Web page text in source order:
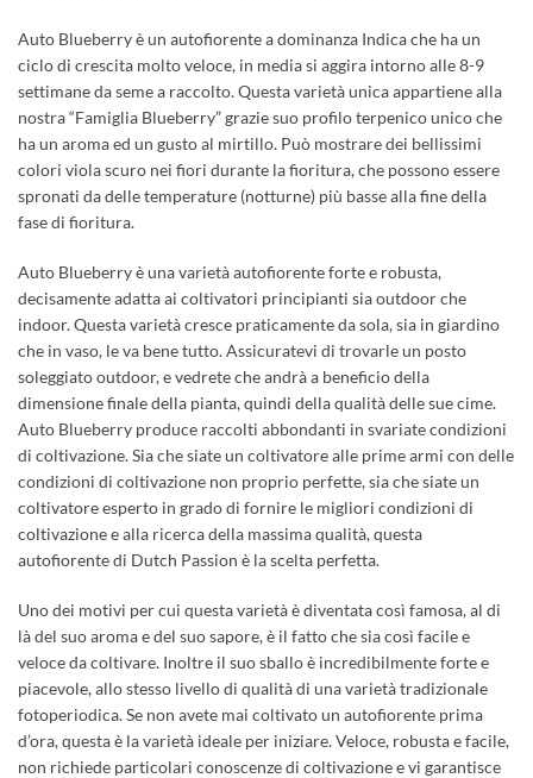
Auto Blueberry è un autofiorente a dominanza Indica che ha un
ciclo di crescita molto veloce, in media si aggira intorno alle 8-9
settimane da seme a raccolto. Questa varietà unica appartiene alla
nostra “Famiglia Blueberry” grazie suo profilo terpenico unico che
ha un aroma ed un gusto al mirtillo. Può mostrare dei bellissimi
colori viola scuro nei fiori durante la fioritura, che possono essere
spronati da delle temperature (notturne) più basse alla fine della
fase di fioritura.
Auto Blueberry è una varietà autofiorente forte e robusta,
decisamente adatta ai coltivatori principianti sia outdoor che
indoor. Questa varietà cresce praticamente da sola, sia in giardino
che in vaso, le va bene tutto. Assicuratevi di trovarle un posto
soleggiato outdoor, e vedrete che andrà a beneficio della
dimensione finale della pianta, quindi della qualità delle sue cime.
Auto Blueberry produce raccolti abbondanti in svariate condizioni
di coltivazione. Sia che siate un coltivatore alle prime armi con delle
condizioni di coltivazione non proprio perfette, sia che siate un
coltivatore esperto in grado di fornire le migliori condizioni di
coltivazione e alla ricerca della massima qualità, questa
autofiorente di Dutch Passion è la scelta perfetta.
Uno dei motivi per cui questa varietà è diventata così famosa, al di
là del suo aroma e del suo sapore, è il fatto che sia così facile e
veloce da coltivare. Inoltre il suo sballo è incredibilmente forte e
piacevole, allo stesso livello di qualità di una varietà tradizionale
fotoperiodica. Se non avete mai coltivato un autofiorente prima
d’ora, questa è la varietà ideale per iniziare. Veloce, robusta e facile,
non richiede particolari conoscenze di coltivazione e vi garantisce